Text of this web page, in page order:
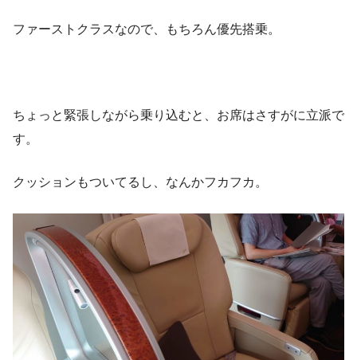
ファーストクラスなので、もちろん優先搭乗。
ちょっと緊張しながら乗り込むと、お席はさすがに立派で
す。
クッションもついてるし、なんかフカフカ。